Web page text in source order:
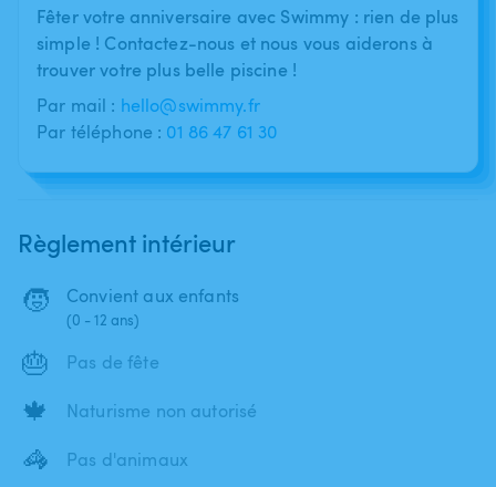
Fêter votre anniversaire avec Swimmy : rien de plus
simple ! Contactez-nous et nous vous aiderons à
trouver votre plus belle piscine !
Par mail : hello@swimmy.fr
Par téléphone : 01 86 47 61 30
Règlement intérieur
🧒 Convient aux enfants
(0 - 12 ans)
🎂 Pas de fête
🍁 Naturisme non autorisé
🦓 Pas d'animaux